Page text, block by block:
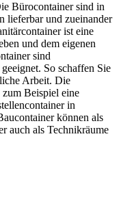
Bürocontainer sind in
lieferbar und zueinander
ist eine
und dem eigenen
sind
So schaffen Sie
Arbeit. Die
zum Beispiel eine
in
können als
auch als Technikräume